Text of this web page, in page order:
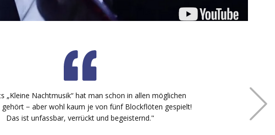
played both musically and flawlessly"
Musical America,
Former IMG director Edna Landau